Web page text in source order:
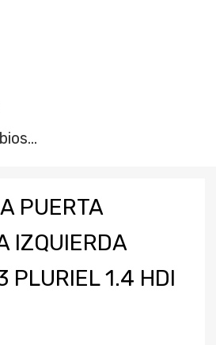
PUERTA
IZQUIERDA
PLURIEL 1.4 HDI